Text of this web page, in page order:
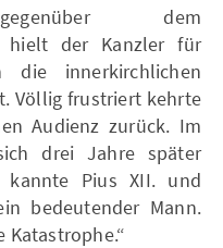
gegenüber dem
hielt der Kanzler für
innerkirchlichen
Völlig frustriert kehrte
Audienz zurück. Im
drei Jahre später
kannte Pius XII. und
bedeutender Mann.
Katastrophe.“